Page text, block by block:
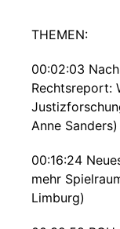
THEMEN:
00:02:03
Rechtsreport:
Anne Sanders)
00:16:24
mehr
Limburg)